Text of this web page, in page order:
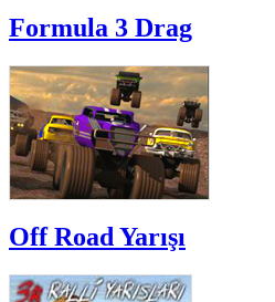
Formula 3 Drag
Off Road Yarışı